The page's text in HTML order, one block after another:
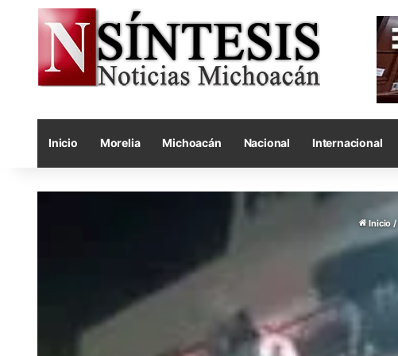
Inicio Morelia Michoacán Nacional Internacional
Inicio /